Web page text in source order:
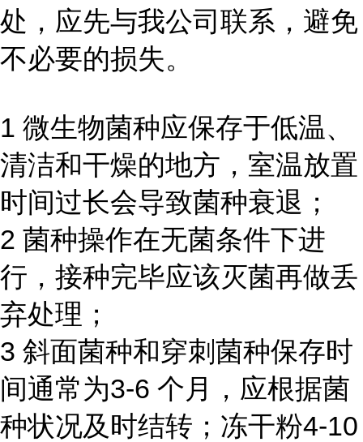
处，应先与我公司联系，避免
不必要的损失。
1 微生物菌种应保存于低温、
清洁和干燥的地方，室温放置
时间过长会导致菌种衰退；
2 菌种操作在无菌条件下进
行，接种完毕应该灭菌再做丢
弃处理；
3 斜面菌种和穿刺菌种保存时
间通常为3-6 个月，应根据菌
种状况及时结转；冻干粉4-10